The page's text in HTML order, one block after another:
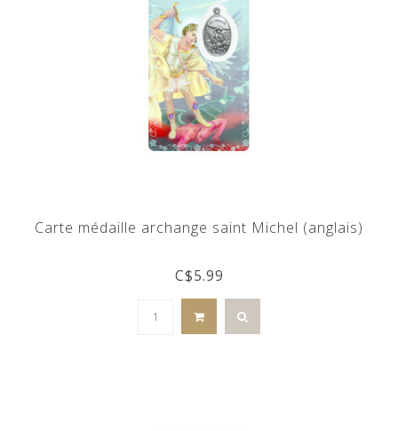
Carte médaille archange saint Michel (anglais)
C$5.99